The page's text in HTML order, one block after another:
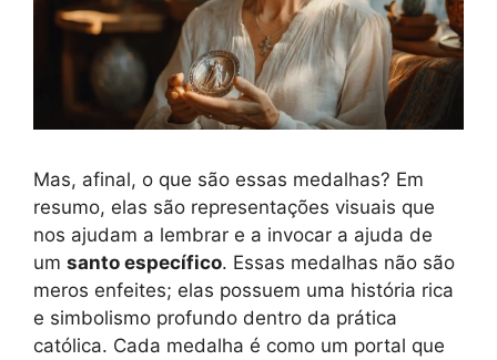
Mas, afinal, o que são essas medalhas? Em
resumo, elas são representações visuais que
nos ajudam a lembrar e a invocar a ajuda de
um santo específico. Essas medalhas não são
meros enfeites; elas possuem uma história rica
e simbolismo profundo dentro da prática
católica. Cada medalha é como um portal que